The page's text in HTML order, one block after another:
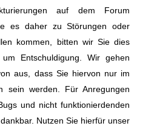
auf dem Forum
es daher zu Störungen oder
kommen, bitten wir Sie dies
Entschuldigung. Wir gehen
aus, dass Sie hiervon nur im
sein werden. Für Anregungen
und nicht funktionierdenden
Nutzen Sie hierfür unser